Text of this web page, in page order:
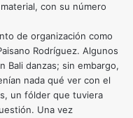
con su número
de organización como
Rodríguez. Algunos
Bali danzas; sin embargo,
nada qué ver con el
un fólder que tuviera
Una vez